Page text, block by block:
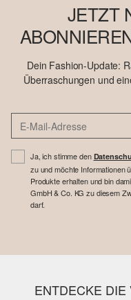
JETZT
Dein Fashion-Update:
Überraschungen und
Ja, ich stimme den
zu und möchte Informationen
Produkte erhalten und bin
GmbH & Co. KG zu diesem
darf.
ENTDECKE DIE